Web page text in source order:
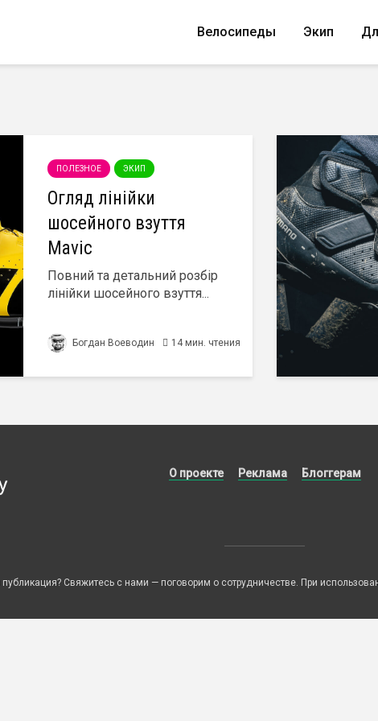
Велосипеды Экип
ПОЛЕЗНОЕ ЭКИП
Огляд лінійки
шосейного взуття
Mavic
Повний та детальний розбір
лінійки шосейного взуття...
Богдан Воеводин 14 мин. чтения
О проекте Реклама Блоггерам
Свяжитесь с нами — поговорим о сотрудничестве. При